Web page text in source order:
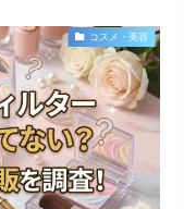
コスメ・美容